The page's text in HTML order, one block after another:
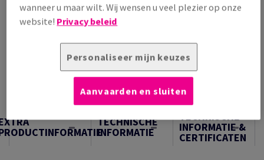
Artikel snijden
Samples
TECHNISCHE
INFORMATIE
TECHNISCHE
INFORMATIE &
CERTIFICATEN
wanneer u maar wilt. Wij wensen u veel plezier op onze
website! Privacy beleid
Personaliseer mijn keuzes
Aanvaarden en sluiten